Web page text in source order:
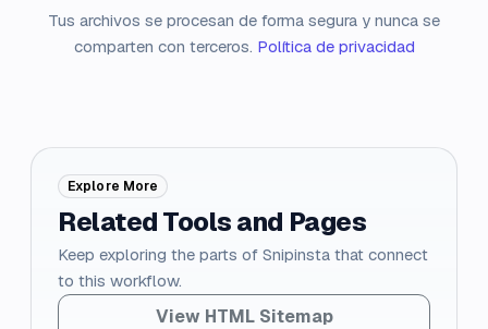
Tus archivos se procesan de forma segura y nunca se
comparten con terceros. Política de privacidad
Explore More
Related Tools and Pages
Keep exploring the parts of Snipinsta that connect
to this workflow.
View HTML Sitemap